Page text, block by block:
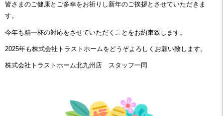
皆さまのご健康とご多幸をお祈りし新年のご挨拶とさせていただきま
す。
今年も精一杯の対応をさせていただくことをお約束致します。
2025年も株式会社トラストホームをどうぞよろしくお願い致します。
株式会社トラストホーム北九州店 スタッフ一同